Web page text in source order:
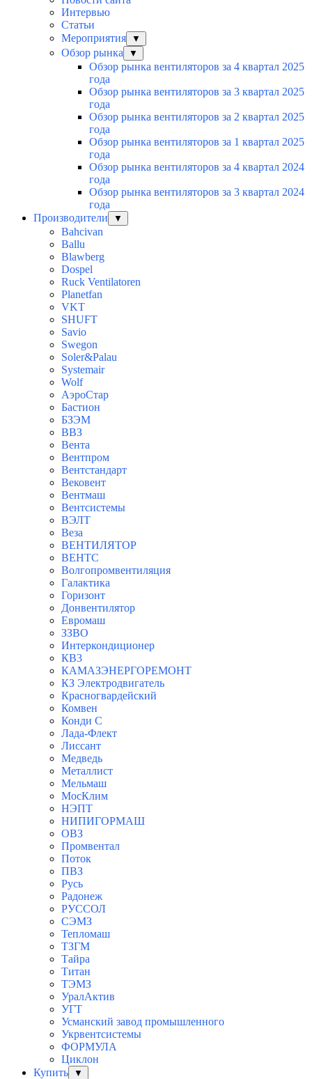
Интервью
Статьи
Мероприятия
▼
Обзор рынка ▼
Обзор рынка вентиляторов за 4 квартал 2025
года
Обзор рынка вентиляторов за 3 квартал 2025
года
Обзор рынка вентиляторов за 2 квартал 2025
года
Обзор рынка вентиляторов за 1 квартал 2025
года
Обзор рынка вентиляторов за 4 квартал 2024
года
Обзор рынка вентиляторов за 3 квартал 2024
года
Производители
▼
Bahcivan
Ballu
Blawberg
Dospel
Ruck Ventilatoren
Planetfan
VKT
SHUFT
Savio
Swegon
Soler&Palau
Systemair
Wolf
АэроСтар
Бастион
БЗЭМ
ВВЗ
Вента
Вентпром
Вентстандарт
Вековент
Вентмаш
Вентсистемы
ВЭЛТ
Веза
ВЕНТИЛЯТОР
ВЕНТС
Волгопромвентиляция
Галактика
Горизонт
Донвентилятор
Евромаш
ЗЗВО
Интеркондиционер
КВ3
КАМАЗЭНЕРГОРЕМОНТ
КЗ Электродвигатель
Красногвардейский
Комвен
Конди С
Лада-Флект
Лиссант
Медведь
Металлист
Мельмаш
МосКлим
НЭПТ
НИПИГОРМАШ
ОВЗ
Промвентал
Поток
ПВЗ
Русь
Радонеж
РУССОЛ
СЭМЗ
Тепломаш
ТЗГМ
Тайра
Титан
ТЭМЗ
УралАктив
УГТ
Усманский завод промышленного
Укрвентсистемы
ФОРМУЛА
Циклон
Купить
▼